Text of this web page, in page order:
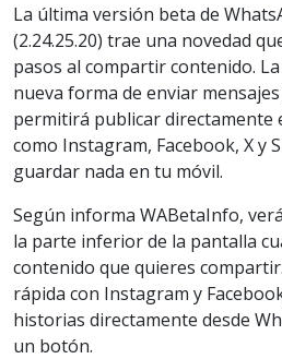
La última versión beta de
(2.24.25.20) trae una novedad
pasos al compartir contenido.
nueva forma de enviar
permitirá publicar directamente
como Instagram, Facebook, X y
guardar nada en tu móvil.
Según informa WABetaInfo,
la parte inferior de la pantalla
contenido que quieres
rápida con Instagram y
historias directamente desde
un botón.